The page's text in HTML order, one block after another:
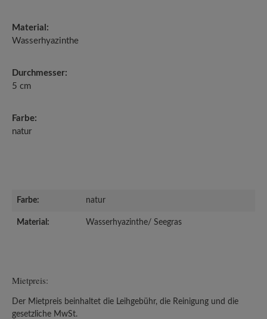
Material:
Wasserhyazinthe
Durchmesser:
5 cm
Farbe:
natur
Farbe: natur
Material: Wasserhyazinthe/ Seegras
Mietpreis:
Der Mietpreis beinhaltet die Leihgebühr, die Reinigung und die
gesetzliche MwSt.